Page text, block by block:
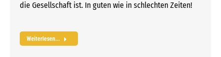
die Gesellschaft ist. In guten wie in schlechten Zeiten!
Weiterlesen...